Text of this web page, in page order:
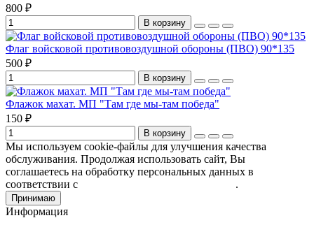
800 ₽
В корзину
Флаг войсковой противовоздушной обороны (ПВО) 90*135
500 ₽
В корзину
Флажок махат. МП "Там где мы-там победа"
150 ₽
В корзину
Мы используем cookie-файлы для улучшения качества
обслуживания. Продолжая использовать сайт, Вы
соглашаетесь на обработку персональных данных в
соответствии с
.
Принимаю
Информация